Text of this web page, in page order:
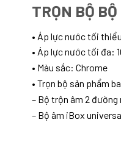
TRỌN BỘ
• Áp lực nước tối
• Áp lực nước tối đa:
• Màu sắc: Chrome
• Trọn bộ sản phẩm
– Bộ trộn âm 2
– Bộ âm iBox